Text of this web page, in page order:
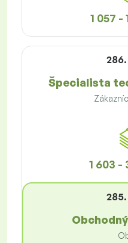
1 057 -
Špecialista
1 603 -